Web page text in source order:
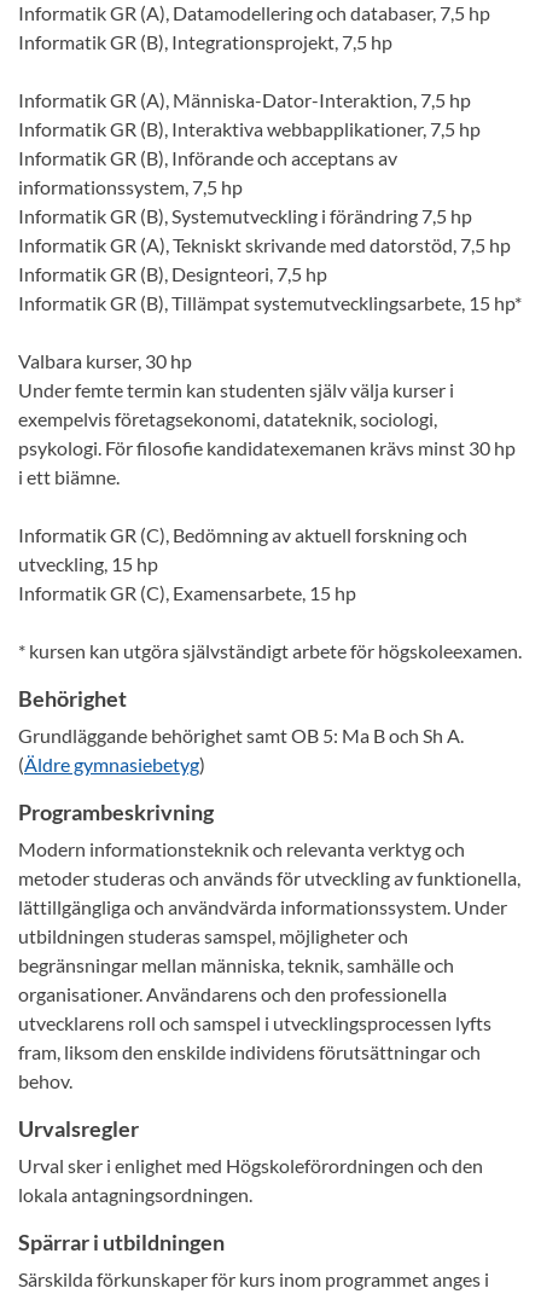
Informatik GR (A), Datamodellering och databaser, 7,5 hp
Informatik GR (B), Integrationsprojekt, 7,5 hp
Informatik GR (A), Människa-Dator-Interaktion, 7,5 hp
Informatik GR (B), Interaktiva webbapplikationer, 7,5 hp
Informatik GR (B), Införande och acceptans av
informationssystem, 7,5 hp
Informatik GR (B), Systemutveckling i förändring 7,5 hp
Informatik GR (A), Tekniskt skrivande med datorstöd, 7,5 hp
Informatik GR (B), Designteori, 7,5 hp
Informatik GR (B), Tillämpat systemutvecklingsarbete, 15 hp*
Valbara kurser, 30 hp
Under femte termin kan studenten själv välja kurser i
exempelvis företagsekonomi, datateknik, sociologi,
psykologi. För filosofie kandidatexemanen krävs minst 30 hp
i ett biämne.
Informatik GR (C), Bedömning av aktuell forskning och
utveckling, 15 hp
Informatik GR (C), Examensarbete, 15 hp
* kursen kan utgöra självständigt arbete för högskoleexamen.
Behörighet
Grundläggande behörighet samt OB 5: Ma B och Sh A.
(Äldre gymnasiebetyg)
Programbeskrivning
Modern informationsteknik och relevanta verktyg och
metoder studeras och används för utveckling av funktionella,
lättillgängliga och användvärda informationssystem. Under
utbildningen studeras samspel, möjligheter och
begränsningar mellan människa, teknik, samhälle och
organisationer. Användarens och den professionella
utvecklarens roll och samspel i utvecklingsprocessen lyfts
fram, liksom den enskilde individens förutsättningar och
behov.
Urvalsregler
Urval sker i enlighet med Högskoleförordningen och den
lokala antagningsordningen.
Spärrar i utbildningen
Särskilda förkunskaper för kurs inom programmet anges i